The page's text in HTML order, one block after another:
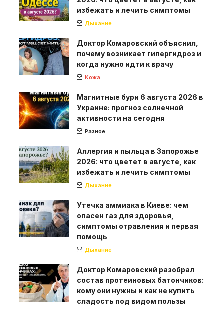
избежать и лечить симптомы
Дыхание
Доктор Комаровский объяснил,
почему возникает гипергидроз и
когда нужно идти к врачу
Кожа
Магнитные бури 6 августа 2026 в
Украине: прогноз солнечной
активности на сегодня
Разное
Аллергия и пыльца в Запорожье
2026: что цветет в августе, как
избежать и лечить симптомы
Дыхание
Утечка аммиака в Киеве: чем
опасен газ для здоровья,
симптомы отравления и первая
помощь
Дыхание
Доктор Комаровский разобрал
состав протеиновых батончиков:
кому они нужны и как не купить
сладость под видом пользы